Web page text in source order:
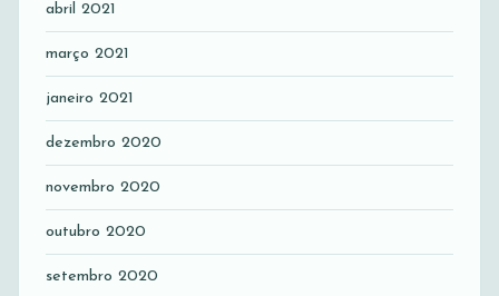
abril 2021
março 2021
janeiro 2021
dezembro 2020
novembro 2020
outubro 2020
setembro 2020